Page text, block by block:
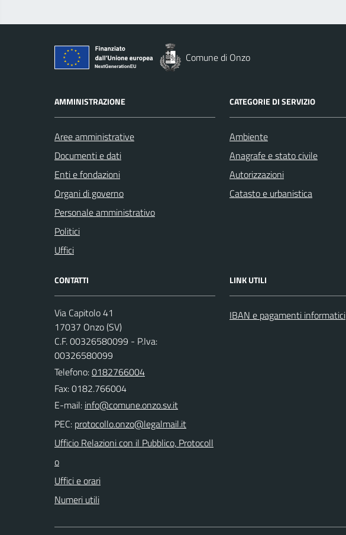
Comune di Onzo
AMMINISTRAZIONE
Aree amministrative
Documenti e dati
Enti e fondazioni
Organi di governo
Personale amministrativo
Politici
Uffici
CATEGORIE DI SERVIZIO
Ambiente
Anagrafe e stato civile
Autorizzazioni
Catasto e urbanistica
CONTATTI
Via Capitolo 41
17037 Onzo (SV)
C.F. 00326580099 - P.Iva:
00326580099
Telefono:0182766004
Fax: 0182.766004
E-mail:
PEC:
Ufficio Relazioni con il Pubblico, Protocoll
o
Uffici e orari
Numeri utili
LINK UTILI
IBAN e pagamenti informatici